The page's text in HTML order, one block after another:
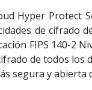
Hyper Protect
de cifrado
FIPS 140-2
de todos los
segura y abierta